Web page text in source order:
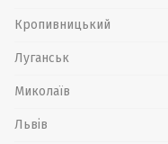
Кропивницький
Луганськ
Миколаїв
Львів